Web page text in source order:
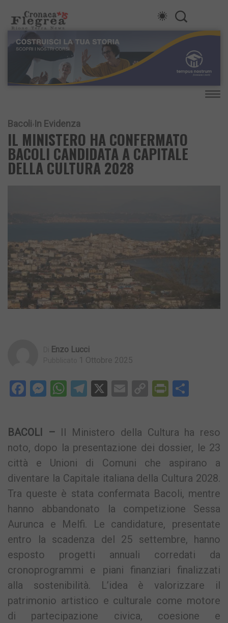
Bacoli In Evidenza
IL MINISTERO HA CONFERMATO
BACOLI CANDIDATA A CAPITALE
DELLA CULTURA 2028
Enzo Lucci
1 Ottobre 2025
Facebook
Messenger
WhatsApp
Telegram
X EmailCopy
BACOLI – Il Ministero della Cultura ha reso
noto, dopo la presentazione dei dossier, le 23
città e Unioni di Comuni che aspirano a
diventare la Capitale italiana della Cultura 2028.
Tra queste è stata confermata Bacoli, mentre
hanno abbandonato la competizione Sessa
Aurunca e Melfi. Le candidature, presentate
entro la scadenza del 25 settembre, hanno
esposto progetti annuali corredati da
cronoprogrammi e piani finanziari finalizzati
alla sostenibilità. L’idea è valorizzare il
patrimonio artistico e culturale come motore
di partecipazione civica, coesione e